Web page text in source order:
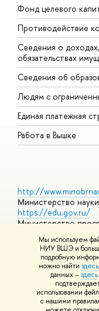
Мы используем
НИУ ВШЭ и
подробную
можно найти здесь
данных –здесь
использовании
с нашими
Фонд целевого
Противодействие
Сведения о
обязательствах
Сведения об
Людям с
Единая платежная
Работа в Вышке
http://
Министерство
https://edu.gov.ru/
Министерство
https://
Массовые
© НИУ ВШЭ 1993–2026
использования
Шрифты HSE Sans и